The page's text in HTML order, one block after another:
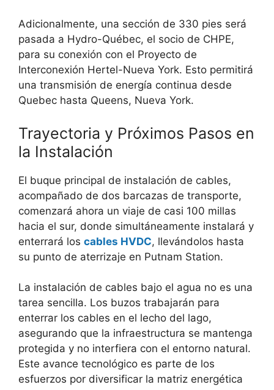
Adicionalmente, una sección de 330 pies será
pasada a Hydro-Québec, el socio de CHPE,
para su conexión con el Proyecto de
Interconexión Hertel-Nueva York. Esto permitirá
una transmisión de energía continua desde
Quebec hasta Queens, Nueva York.
Trayectoria y Próximos Pasos en
la Instalación
El buque principal de instalación de cables,
acompañado de dos barcazas de transporte,
comenzará ahora un viaje de casi 100 millas
hacia el sur, donde simultáneamente instalará y
enterrará los cables HVDC, llevándolos hasta
su punto de aterrizaje en Putnam Station.
La instalación de cables bajo el agua no es una
tarea sencilla. Los buzos trabajarán para
enterrar los cables en el lecho del lago,
asegurando que la infraestructura se mantenga
protegida y no interfiera con el entorno natural.
Este avance tecnológico es parte de los
esfuerzos por diversificar la matriz energética